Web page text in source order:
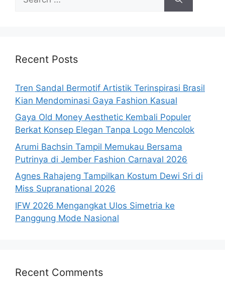
for:
Recent Posts
Tren Sandal Bermotif Artistik Terinspirasi Brasil
Kian Mendominasi Gaya Fashion Kasual
Gaya Old Money Aesthetic Kembali Populer
Berkat Konsep Elegan Tanpa Logo Mencolok
Arumi Bachsin Tampil Memukau Bersama
Putrinya di Jember Fashion Carnaval 2026
Agnes Rahajeng Tampilkan Kostum Dewi Sri di
Miss Supranational 2026
IFW 2026 Mengangkat Ulos Simetria ke
Panggung Mode Nasional
Recent Comments